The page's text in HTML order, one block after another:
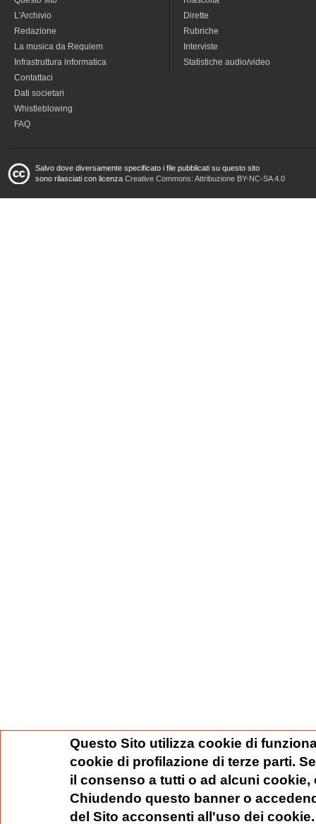
L'Archivio
Redazione
La musica da Requiem
Infrastruttura informatica
Contattaci
Dati societari
Whistleblowing
FAQ
Dirette
Rubriche
Interviste
Statistiche audio/video
Salvo dove diversamente specificato i file pubblicati su questo sito
sono rilasciati con licenza Creative Commons: Attribuzione BY-NC-SA 4.0
Questo Sito utilizza cookie di
cookie di profilazione di terze parti.
il consenso a tutti o ad alcuni
Chiudendo questo banner o
del Sito acconsenti all'uso dei cookie.